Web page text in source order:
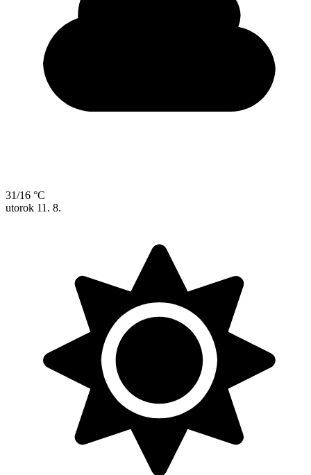
31/16 °C
utorok 11. 8.